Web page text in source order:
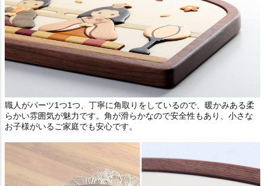
職人がパーツ1つ1つ、丁寧に角取りをしているので、暖かみある柔
らかい雰囲気が魅力です。角が滑らかなので安全性もあり、小さな
お子様がいるご家庭でも安心です。